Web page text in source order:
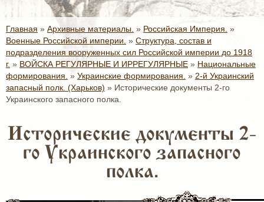
Главная » Архивные материалы. » Российская Империя. »
Военные Российской империи. » Структура, состав и
подразделения вооруженных сил Российской империи до 1918
г. » ВОЙСКА РЕГУЛЯРНЫЕ И ИРРЕГУЛЯРНЫЕ » Национальные
формирования. » Украинские формирования. » 2-й Украинский
запасный полк. (Харьков) » Исторические документы 2-го
Украинского запасного полка.
Исторические документы 2-
го Украинского запасного
полка.